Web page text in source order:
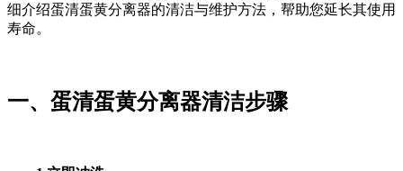
细介绍蛋清蛋黄分离器的清洁与维护方法，帮助您延长其使用
寿命。
一、 蛋清蛋黄分离器清洁步骤